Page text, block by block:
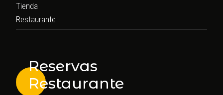
Tienda
Restaurante
Reservas
Restaurante